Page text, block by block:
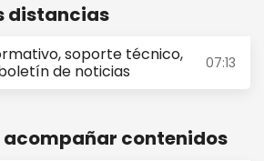
distancias
soporte técnico,
de noticias
07:13
contenidos